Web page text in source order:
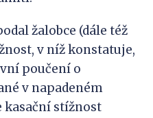
žalobce (dále též
v níž konstatuje,
poučení o
v napadeném
kasační stížnost